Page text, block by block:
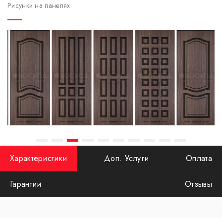
Рисунки на панелях
Характеристики Доп. Услуги Оплата
Гарантии Отзывы